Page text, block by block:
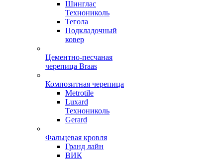
Шинглас
Технониколь
Тегола
Подкладочный
ковер
Цементно-песчаная
черепица Braas
Композитная черепица
Metrotile
Luxard
Технониколь
Gerard
Фальцевая кровля
Гранд лайн
ВИК